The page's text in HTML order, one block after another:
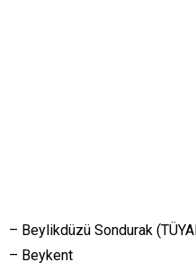
– Beylikdüzü Sondurak
– Beykent